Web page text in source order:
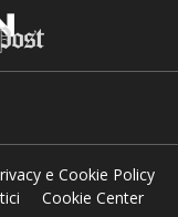
e Cookie Policy
Cookie Center